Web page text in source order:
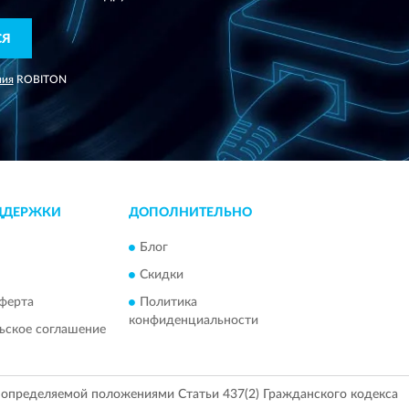
ROBITON
соглашение
ДОПОЛНИТЕЛЬНО
Блог
Скидки
Политика
конфиденциальности
положениями Статьи 437(2) Гражданского кодекса